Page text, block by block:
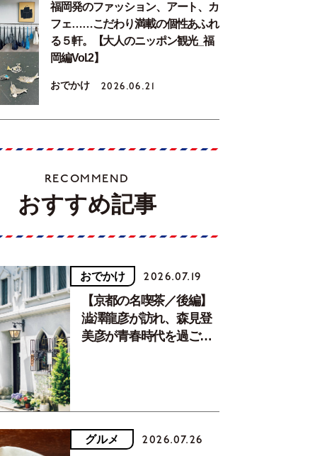
福岡発のファッション、アート、カ
フェ……こだわり満載の個性あふれ
る５軒。【大人のニッポン観光_福
岡編Vol.2】
おでかけ 2026.06.21
RECOMMEND
おすすめ記事
おでかけ 2026.07.19
【京都の名喫茶／後編】
澁澤龍彦が訪れ、森見登
美彦が青春時代を過ごし
グルメ 2026.07.26